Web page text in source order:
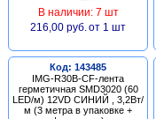
В наличии: 7 шт
216,00 руб. от 1 шт
Код: 143485
IMG-R30B-CF-лента
герметичная SMD3020 (60
LED/м) 12VD СИНИЙ , 3,2Вт/
м (3 метра в упаковке +